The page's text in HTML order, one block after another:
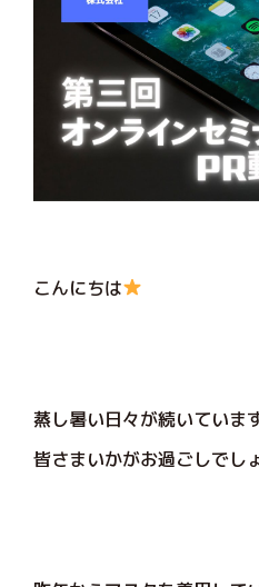
こんにちは
蒸し暑い日々が続いています
皆さまいかがお過ごしでし